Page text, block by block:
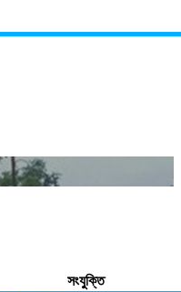
সংযুক্তি